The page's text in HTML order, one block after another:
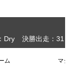
Dry 決勝出走：31
ム マ